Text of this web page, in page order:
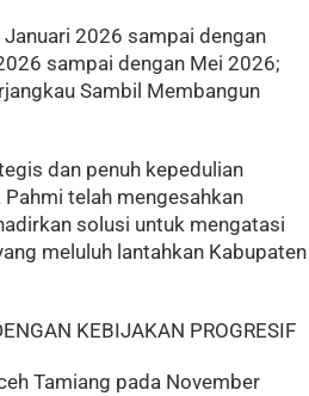
Januari 2026 sampai dengan
sampai dengan Mei 2026;
Sambil Membangun
dan penuh kepedulian
telah mengesahkan
solusi untuk mengatasi
meluluh lantahkan Kabupaten
KEBIJAKAN PROGRESIF
Tamiang pada November